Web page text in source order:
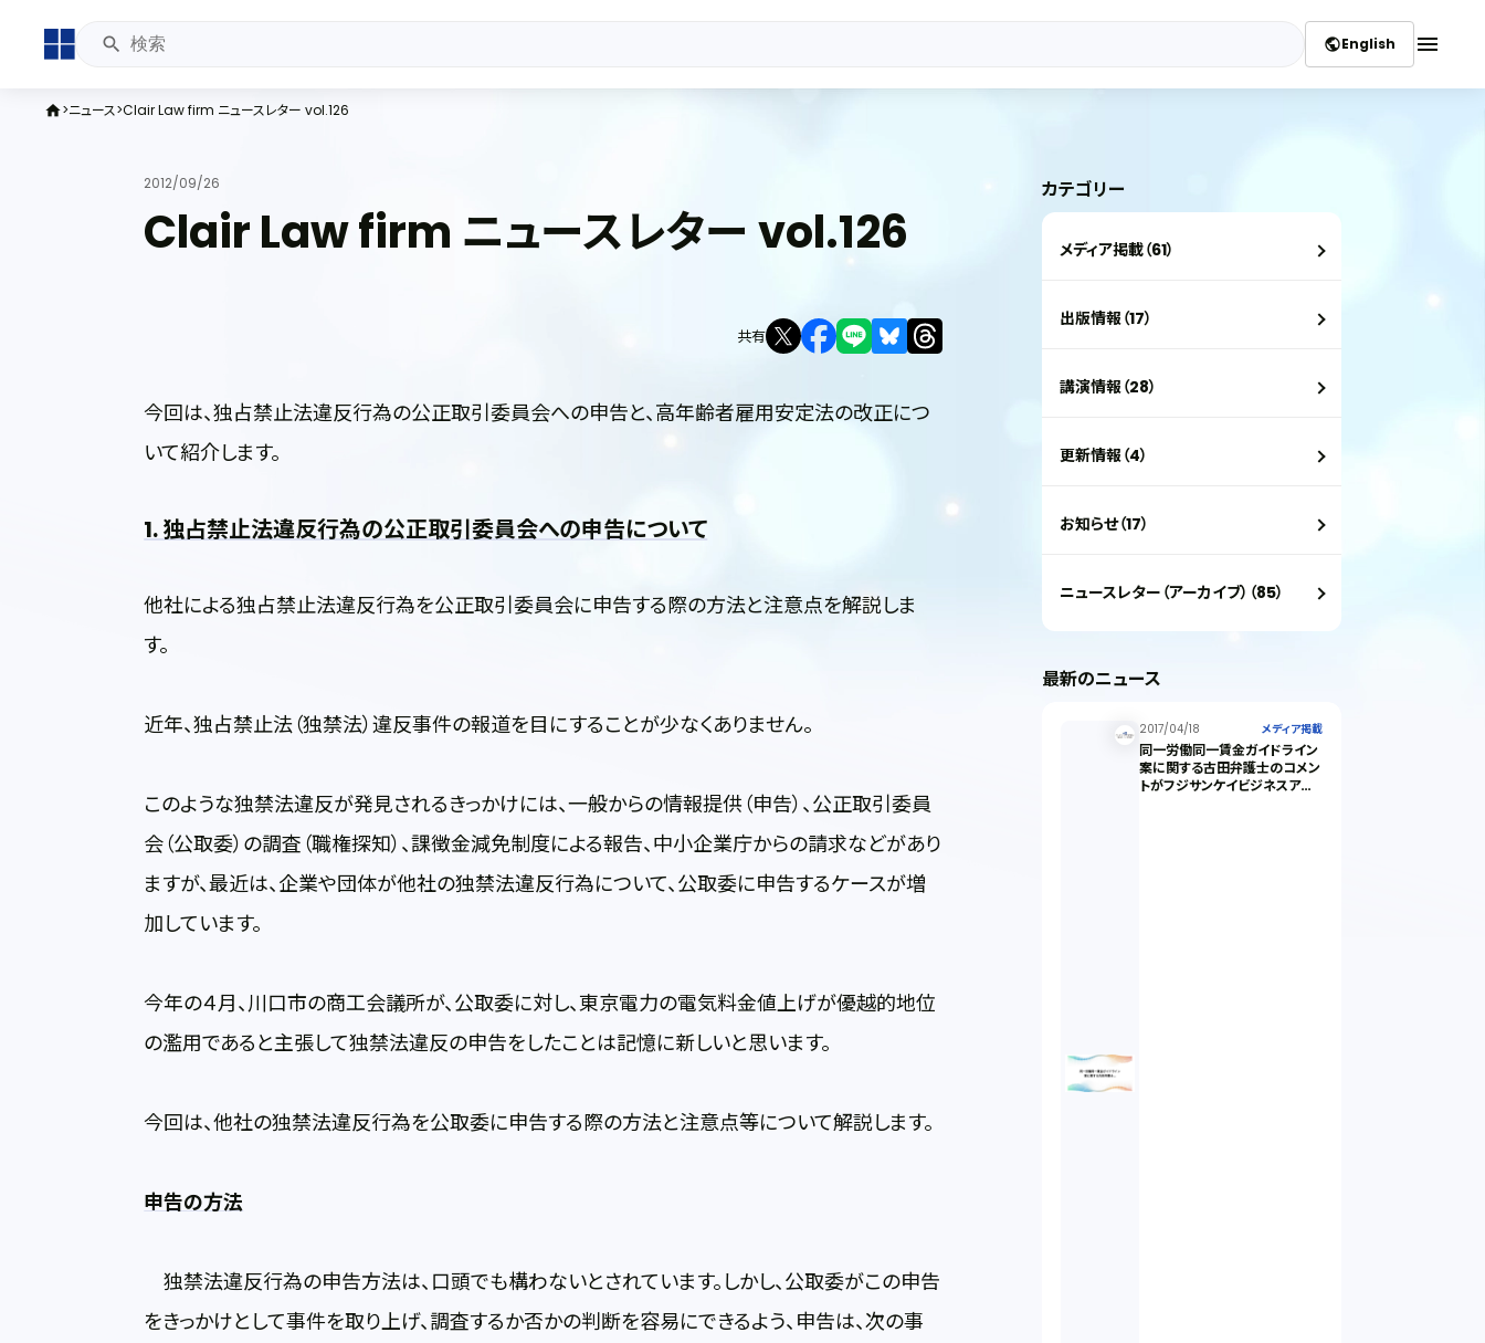
publicEnglish menu
home ニュース Clair Law firm ニュースレター vol.126
2012/09/26
Clair Law firm ニュースレター vol.126
共有
今回は、独占禁止法違反行為の公正取引委員会への申告と、高年齢者雇用安定法の改正につ
いて紹介します。
1. 独占禁止法違反行為の公正取引委員会への申告について
他社による独占禁止法違反行為を公正取引委員会に申告する際の方法と注意点を解説しま
す。
近年、独占禁止法（独禁法）違反事件の報道を目にすることが少なくありません。
このような独禁法違反が発見されるきっかけには、一般からの情報提供（申告）、公正取引委員
会（公取委）の調査（職権探知）、課徴金減免制度による報告、中小企業庁からの請求などがあり
ますが、最近は、企業や団体が他社の独禁法違反行為について、公取委に申告するケースが増
加しています。
今年の４月、川口市の商工会議所が、公取委に対し、東京電力の電気料金値上げが優越的地位
の濫用であると主張して独禁法違反の申告をしたことは記憶に新しいと思います。
今回は、他社の独禁法違反行為を公取委に申告する際の方法と注意点等について解説します。
申告の方法
独禁法違反行為の申告方法は、口頭でも構わないとされています。しかし、公取委がこの申告
をきっかけとして事件を取り上げ、調査するか否かの判断を容易にできるよう、申告は、次の事
カテゴリー
メディア掲載（61）
出版情報（17）
講演情報（28）
更新情報（4）
お知らせ（17）
ニュースレター（アーカイブ）（85）
最新のニュース
2017/04/18 メディア掲載
同一労働同一賃金ガイドライン
案に関する古田弁護士のコメン
トがフジサンケイビジネスアイ